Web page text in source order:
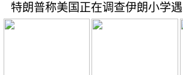
特朗普称美国正在调查伊朗小学